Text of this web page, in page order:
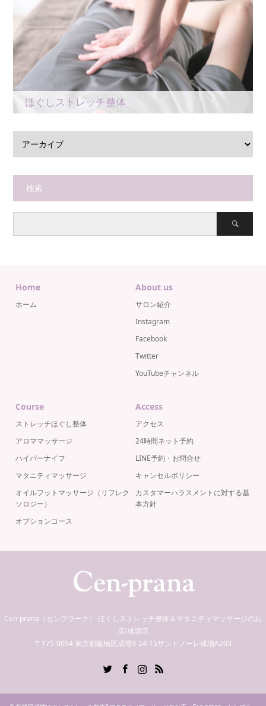
ほぐしストレッチ整体
検索
Home
ホーム
About us
サロン紹介
Instagram
Facebook
Twitter
YouTubeチャンネル
Course
ストレッチほぐし整体
アロママッサージ
ハイパーナイフ
マタニティマッサージ
オイルフットマッサージ（リフレク
ソロジー）
オプションコース
Access
アクセス
24時間ネット予約
LINE予約・お問合せ
キャンセルポリシー
カスタマーハラスメントに対する基
本方針
Cen-prana（センプラーナ） ほぐしストレッチ整体＆マタニティマッサージのお
店/成増店
〒175-0094 東京都板橋区成増3-24-15サントノーレ成増A203
RSS